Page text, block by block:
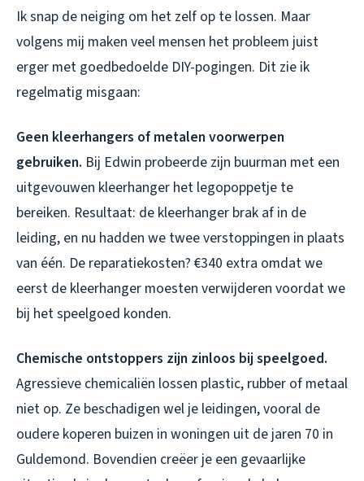
Ik snap de neiging om het zelf op te lossen. Maar
volgens mij maken veel mensen het probleem juist
erger met goedbedoelde DIY-pogingen. Dit zie ik
regelmatig misgaan:
Geen kleerhangers of metalen voorwerpen
gebruiken. Bij Edwin probeerde zijn buurman met een
uitgevouwen kleerhanger het legopoppetje te
bereiken. Resultaat: de kleerhanger brak af in de
leiding, en nu hadden we twee verstoppingen in plaats
van één. De reparatiekosten? €340 extra omdat we
eerst de kleerhanger moesten verwijderen voordat we
bij het speelgoed konden.
Chemische ontstoppers zijn zinloos bij speelgoed.
Agressieve chemicaliën lossen plastic, rubber of metaal
niet op. Ze beschadigen wel je leidingen, vooral de
oudere koperen buizen in woningen uit de jaren 70 in
Guldemond. Bovendien creëer je een gevaarlijke